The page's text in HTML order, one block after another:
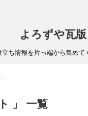
よろずや瓦版
立ち情報を片っ端から集めて
」 一覧